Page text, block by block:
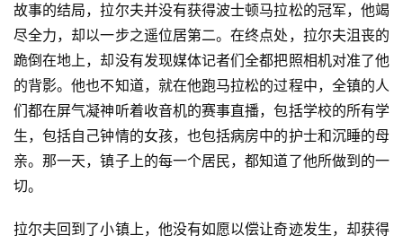
故事的结局，拉尔夫并没有获得波士顿马拉松的冠军，他竭
尽全力，却以一步之遥位居第二。在终点处，拉尔夫沮丧的
跪倒在地上，却没有发现媒体记者们全都把照相机对准了他
的背影。他也不知道，就在他跑马拉松的过程中，全镇的人
们都在屏气凝神听着收音机的赛事直播，包括学校的所有学
生，包括自己钟情的女孩，也包括病房中的护士和沉睡的母
亲。那一天，镇子上的每一个居民，都知道了他所做到的一
切。
拉尔夫回到了小镇上，他没有如愿以偿让奇迹发生，却获得